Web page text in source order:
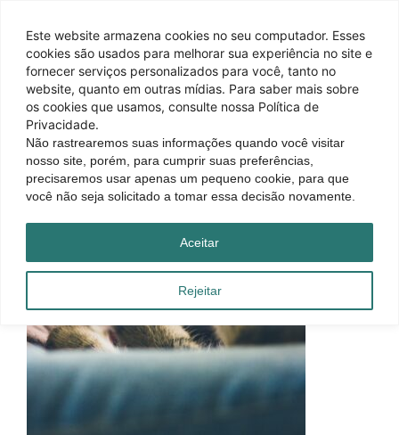
Este website armazena cookies no seu computador. Esses
cookies são usados ​​para melhorar sua experiência no site e
fornecer serviços personalizados para você, tanto no
website, quanto em outras mídias. Para saber mais sobre
os cookies que usamos, consulte nossa Política de
Privacidade.
Não rastrearemos suas informações quando você visitar
nosso site, porém, para cumprir suas preferências,
precisaremos usar apenas um pequeno cookie, para que
você não seja solicitado a tomar essa decisão novamente.
Rejeitar
Aceitar